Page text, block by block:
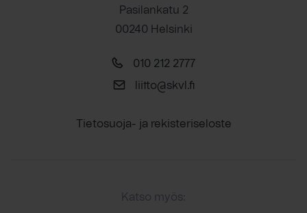
Pasilankatu 2
00240 Helsinki
010 212 2777
liitto@skvl.fi
Tietosuoja- ja rekisteriseloste
Katso myös: